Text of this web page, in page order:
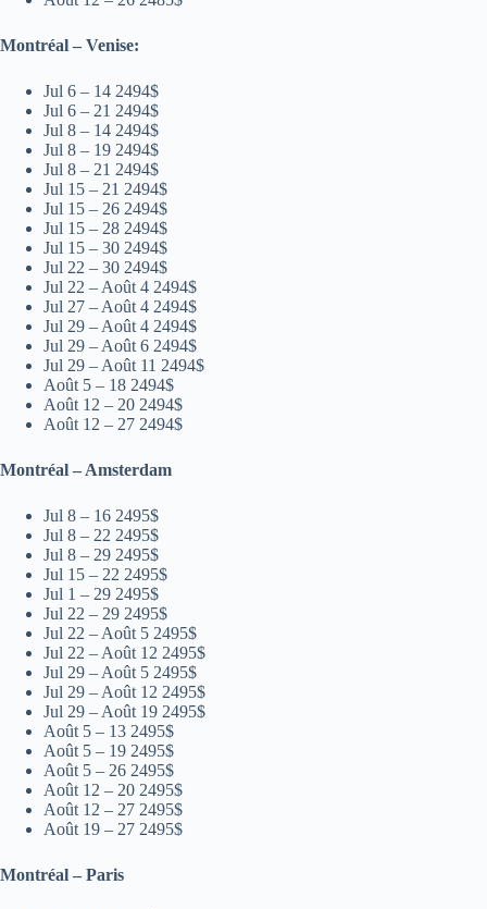
Montréal – Venise:
Jul 6 – 14 2494$
Jul 6 – 21 2494$
Jul 8 – 14 2494$
Jul 8 – 19 2494$
Jul 8 – 21 2494$
Jul 15 – 21 2494$
Jul 15 – 26 2494$
Jul 15 – 28 2494$
Jul 15 – 30 2494$
Jul 22 – 30 2494$
Jul 22 – Août 4 2494$
Jul 27 – Août 4 2494$
Jul 29 – Août 4 2494$
Jul 29 – Août 6 2494$
Jul 29 – Août 11 2494$
Août 5 – 18 2494$
Août 12 – 20 2494$
Août 12 – 27 2494$
Montréal – Amsterdam
Jul 8 – 16 2495$
Jul 8 – 22 2495$
Jul 8 – 29 2495$
Jul 15 – 22 2495$
Jul 1 – 29 2495$
Jul 22 – 29 2495$
Jul 22 – Août 5 2495$
Jul 22 – Août 12 2495$
Jul 29 – Août 5 2495$
Jul 29 – Août 12 2495$
Jul 29 – Août 19 2495$
Août 5 – 13 2495$
Août 5 – 19 2495$
Août 5 – 26 2495$
Août 12 – 20 2495$
Août 12 – 27 2495$
Août 19 – 27 2495$
Montréal – Paris